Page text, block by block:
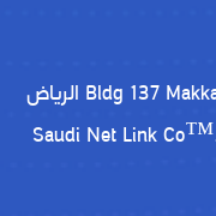
الرياض Bldg 137 Makkah Road, Riyadh, Saudi Arabia
Saudi Net Link